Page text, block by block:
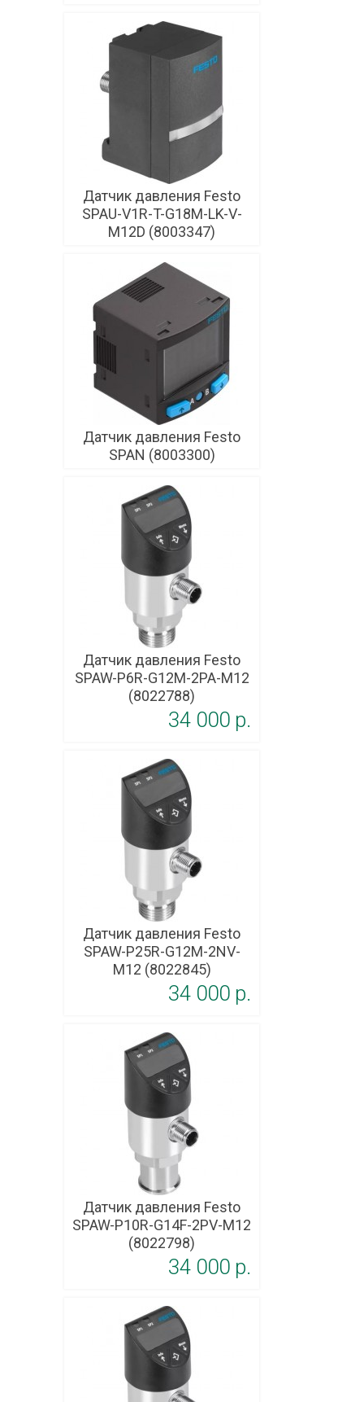
Датчик давления Festo
SPAU-V1R-T-G18M-LK-V-
M12D (8003347)
Датчик давления Festo
SPAN (8003300)
Датчик давления Festo
SPAW-P6R-G12M-2PA-M12
(8022788)
34 000 p.
Датчик давления Festo
SPAW-P25R-G12M-2NV-
M12 (8022845)
34 000 p.
Датчик давления Festo
SPAW-P10R-G14F-2PV-M12
(8022798)
34 000 p.